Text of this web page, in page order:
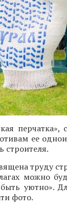
ее
строителя.
труду
можно
уютно».
фото.